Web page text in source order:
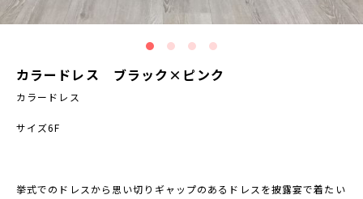
カラードレス ブラック×ピンク
カラードレス
サイズ6F
挙式でのドレスから思い切りギャップのあるドレスを披露宴で着たい